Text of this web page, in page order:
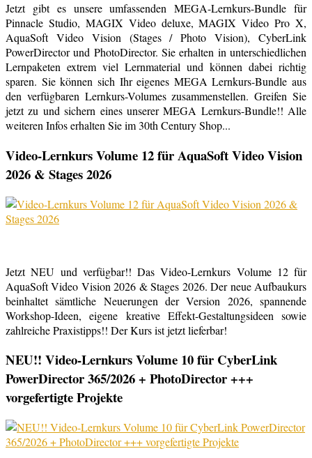
Jetzt gibt es unsere umfassenden MEGA-Lernkurs-Bundle für
Pinnacle Studio, MAGIX Video deluxe, MAGIX Video Pro X,
AquaSoft Video Vision (Stages / Photo Vision), CyberLink
PowerDirector und PhotoDirector. Sie erhalten in unterschiedlichen
Lernpaketen extrem viel Lernmaterial und können dabei richtig
sparen. Sie können sich Ihr eigenes MEGA Lernkurs-Bundle aus
den verfügbaren Lernkurs-Volumes zusammenstellen. Greifen Sie
jetzt zu und sichern eines unserer MEGA Lernkurs-Bundle!! Alle
weiteren Infos erhalten Sie im 30th Century Shop...
Video-Lernkurs Volume 12 für AquaSoft Video Vision
2026 & Stages 2026
Jetzt NEU und verfügbar!! Das Video-Lernkurs Volume 12 für
AquaSoft Video Vision 2026 & Stages 2026. Der neue Aufbaukurs
beinhaltet sämtliche Neuerungen der Version 2026, spannende
Workshop-Ideen, eigene kreative Effekt-Gestaltungsideen sowie
zahlreiche Praxistipps!! Der Kurs ist jetzt lieferbar!
NEU!! Video-Lernkurs Volume 10 für CyberLink
PowerDirector 365/2026 + PhotoDirector +++
vorgefertigte Projekte